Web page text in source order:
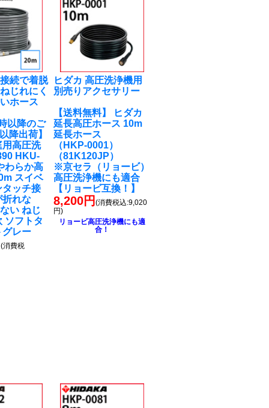
続で着脱
じれにく
ホース
以降のご
降出荷】
用高圧洗
HKU-
わらか高
スイベ
タッチ接
折れな
い ねじ
ソフトタ
グレー
(消費税
ヒダカ 高圧洗浄機用
別売りアクセサリー
【送料無料】 ヒダカ
延長高圧ホース 10m
延長ホース
（HKP-0001）
（81K120JP）
※京セラ（リョービ）
高圧洗浄機にも適合
【リョービ互換！】
8,200円(消費税込:9,020
円)
リョービ高圧洗浄機にも適
合！